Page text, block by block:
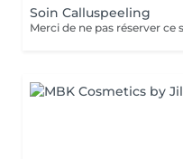
Soin Calluspeeling